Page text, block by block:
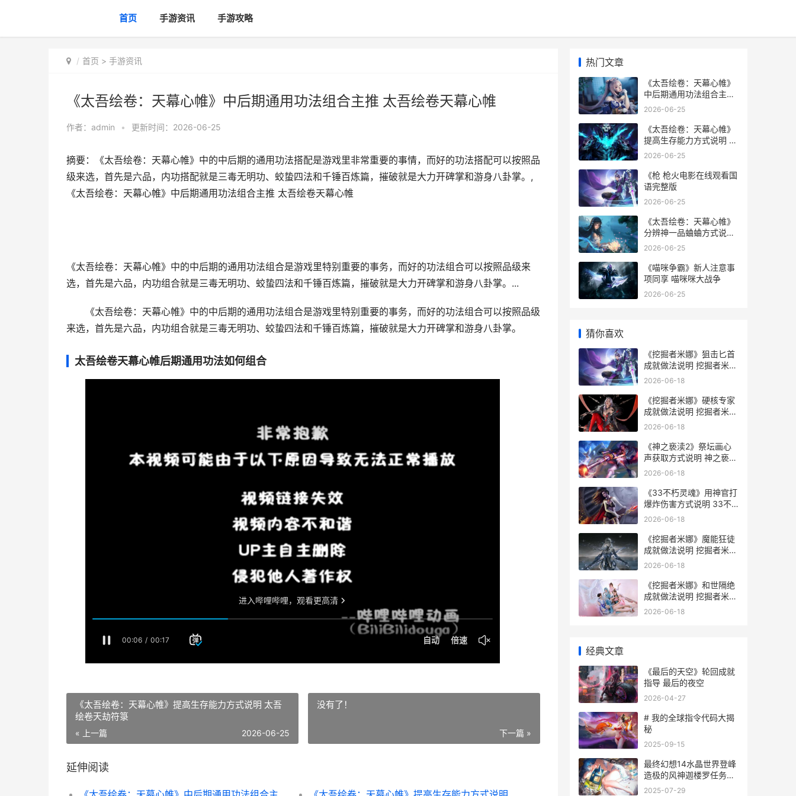
首页 手游资讯 手游攻略
首页 > 手游资讯
《太吾绘卷：天幕心帷》中后期通用功法组合主推 太吾绘卷天幕心帷
作者： admin • 更新时间：2026-06-25
摘要：《太吾绘卷：天幕心帷》中的中后期的通用功法搭配是游戏里非常重要的事情，而好的功法搭配可以按照品
级来选，首先是六品，内功搭配就是三毒无明功、蛟蛰四法和千锤百炼篇，摧破就是大力开碑掌和游身八卦掌。,
《太吾绘卷：天幕心帷》中后期通用功法组合主推 太吾绘卷天幕心帷
《太吾绘卷：天幕心帷》中的中后期的通用功法组合是游戏里特别重要的事务，而好的功法组合可以按照品级来
选，首先是六品，内功组合就是三毒无明功、蛟蛰四法和千锤百炼篇，摧破就是大力开碑掌和游身八卦掌。...
《太吾绘卷：天幕心帷》中的中后期的通用功法组合是游戏里特别重要的事务，而好的功法组合可以按照品级
来选，首先是六品，内功组合就是三毒无明功、蛟蛰四法和千锤百炼篇，摧破就是大力开碑掌和游身八卦掌。
太吾绘卷天幕心帷后期通用功法如何组合
《太吾绘卷：天幕心帷》提高生存能力方式说明 太吾
绘卷天劫符箓
« 上一篇 2026-06-25
没有了！
下一篇 »
延伸阅读
热门文章
《太吾绘卷：天幕心帷》
中后期通用功法组合主推
太吾绘卷天幕心帷
2026-06-25
《太吾绘卷：天幕心帷》
提高生存能力方式说明 太
吾绘卷天劫符箓
2026-06-25
《枪 枪火电影在线观看国
语完整版
2026-06-25
《太吾绘卷：天幕心帷》
分辨神一品蛐蛐方式说明
太吾绘卷天劫符箓吃了有
2026-06-25
《喵咪争霸》新人注意事
项同享 喵咪咪大战争
2026-06-25
猜你喜欢
《挖掘者米娜》狙击匕首
成就做法说明 挖掘者米娜
攻略
2026-06-18
《挖掘者米娜》硬核专家
成就做法说明 挖掘者米娜
镜子怎么用
2026-06-18
《神之亵渎2》祭坛画心
声获取方式说明 神之亵渎
2小天使全收集
2026-06-18
《33不朽灵魂》用神官打
爆炸伤害方式说明 33不
朽灵魂内心炽焰
2026-06-18
《挖掘者米娜》魔能狂徒
成就做法说明 挖掘者米娜
发售日
2026-06-18
《挖掘者米娜》和世隔绝
成就做法说明 挖掘者米娜
销量
2026-06-18
经典文章
《最后的天空》轮回成就
指导 最后的夜空
2026-04-27
# 我的全球指令代码大揭
秘
2025-09-15
最终幻想14水晶世界登峰
造极的风神迦楼罗任务流
程策略 最终幻想14水晶世
2025-07-29